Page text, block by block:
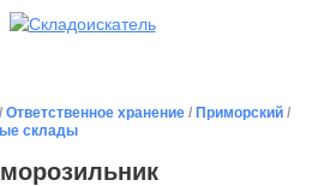
/ Ответственное хранение / Приморский /
склады